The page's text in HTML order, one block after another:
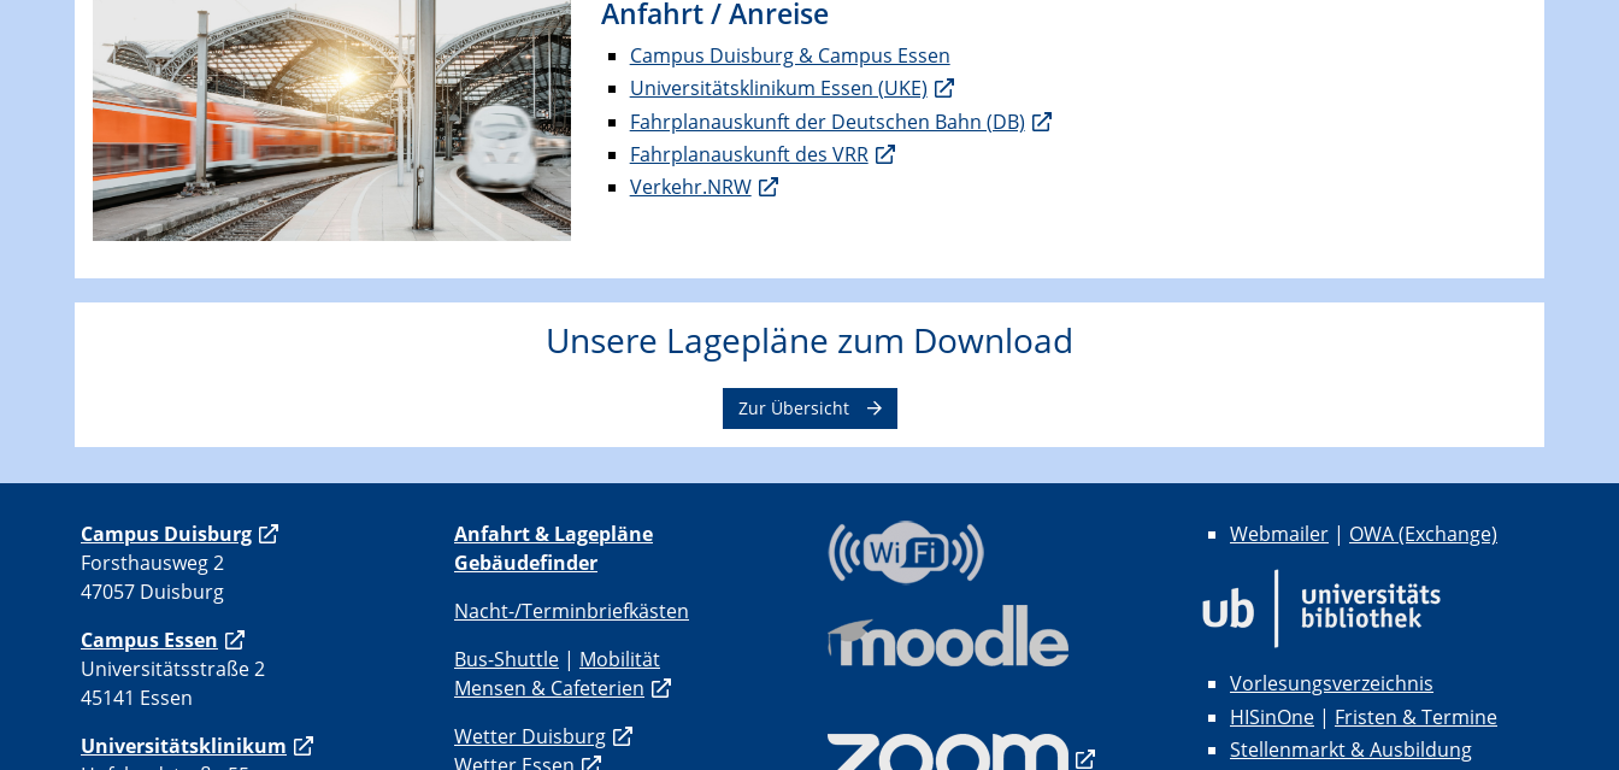
Anfahrt / Anreise
Campus Duisburg & Campus Essen
Universitätsklinikum Essen (UKE)
Fahrplanauskunft der Deutschen Bahn (DB)
Fahrplanauskunft des VRR
Verkehr.NRW
Unsere Lagepläne zum Download
Zur Übersicht
Campus Duisburg
Forsthausweg 2
47057 Duisburg
Campus Essen
Universitätsstraße 2
45141 Essen
Universitätsklinikum
Anfahrt & Lagepläne
Gebäudefinder
Nacht-/Terminbriefkästen
Bus-Shuttle | Mobilität
Mensen & Cafeterien
Wetter Duisburg
Webmailer | OWA (Exchange)
Vorlesungsverzeichnis
HISinOne | Fristen & Termine
Stellenmarkt & Ausbildung